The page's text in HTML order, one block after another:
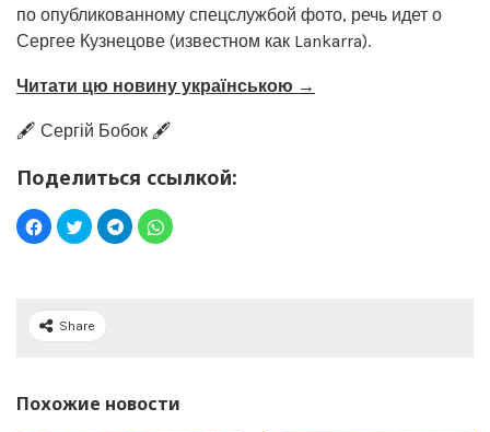
по опубликованному спецслужбой фото, речь идет о
Сергее Кузнецове (известном как Lankarra).
Читати цю новину українською →
🖋️ Сергій Бобок 🖋️
Поделиться ссылкой:
Share
Похожие новости